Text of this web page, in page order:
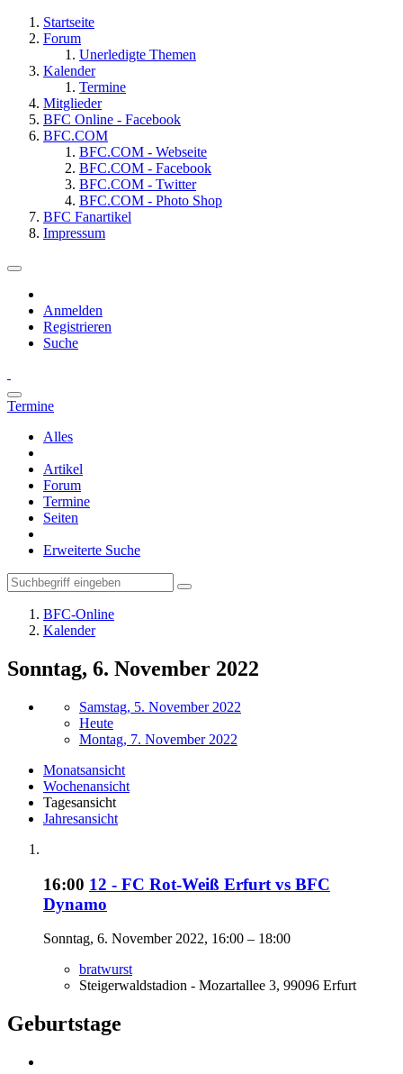
Startseite
Forum
Unerledigte Themen
Kalender
Termine
Mitglieder
BFC Online - Facebook
BFC.COM
BFC.COM - Webseite
BFC.COM - Facebook
BFC.COM - Twitter
BFC.COM - Photo Shop
BFC Fanartikel
Impressum
Anmelden
Registrieren
Suche
Termine
Alles
Artikel
Forum
Termine
Seiten
Erweiterte Suche
BFC-Online
Kalender
Sonntag, 6. November 2022
Samstag, 5. November 2022
Heute
Montag, 7. November 2022
Monatsansicht
Wochenansicht
Tagesansicht
Jahresansicht
16:00 12 - FC Rot-Weiß Erfurt vs BFC
Dynamo
Sonntag, 6. November 2022, 16:00 – 18:00
bratwurst
Steigerwaldstadion - Mozartallee 3, 99096 Erfurt
Geburtstage